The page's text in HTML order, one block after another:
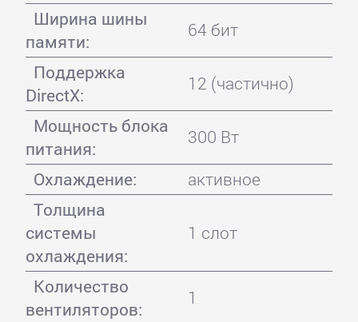
Ширина шины
памяти:
64 бит
Поддержка
DirectX:
12 (частично)
Мощность блока
питания:
300 Вт
Охлаждение:
активное
Толщина
системы
охлаждения:
1 слот
Количество
вентиляторов:
1